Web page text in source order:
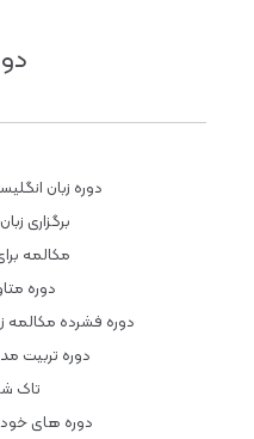
دوره زبان
برگزاری
مکالمه
دوره
دوره فشرده مکالمه
دوره تربیت
تاک
دوره های